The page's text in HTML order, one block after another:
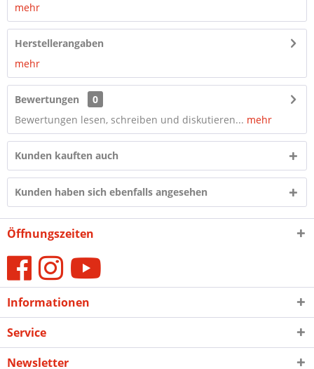
mehr
Herstellerangaben
mehr
Bewertungen
0
Bewertungen lesen, schreiben und diskutieren... mehr
Kunden kauften auch
Kunden haben sich ebenfalls angesehen
Öffnungszeiten
Informationen
Service
Newsletter